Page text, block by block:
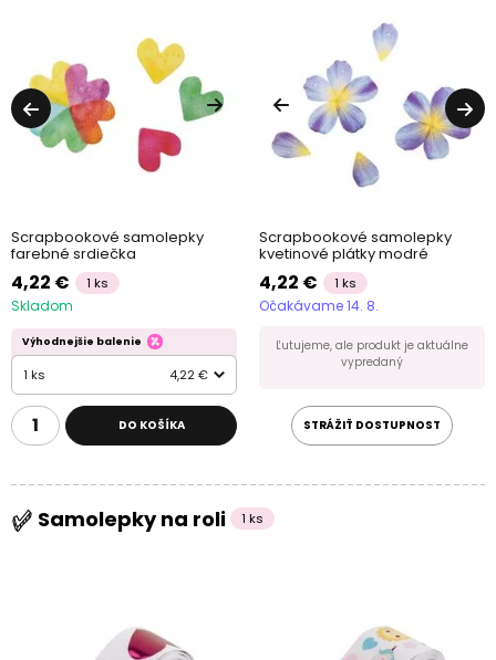
Scrapbookové samolepky
farebné srdiečka
4,22 € 1 ks
Skladom
Výhodnejšie balenie
1 ks 4,22 €
DO KOŠÍKA
Scrapbookové samolepky
kvetinové plátky modré
4,22 € 1 ks
Očakávame 14. 8.
Ľutujeme, ale produkt je aktuálne
vypredaný
STRÁŽIŤ DOSTUPNOST
Samolepky na roli 1 ks